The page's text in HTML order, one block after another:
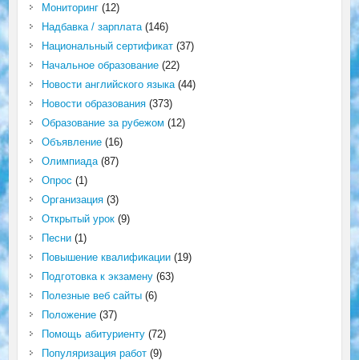
Мониторинг(12)
Надбавка / зарплата(146)
Национальный сертификат(37)
Начальное образование(22)
Новости английского языка(44)
Новости образования(373)
Образование за рубежом (12)
Объявление(16)
Олимпиада(87)
Опрос (1)
Организация(3)
Открытый урок(9)
Песни(1)
Повышение квалификации(19)
Подготовка к экзамену(63)
Полезные веб сайты(6)
Положение(37)
Помощь абитуриенту(72)
Популяризация работ(9)